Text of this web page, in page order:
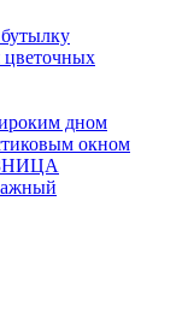
цветочных
дном
окном